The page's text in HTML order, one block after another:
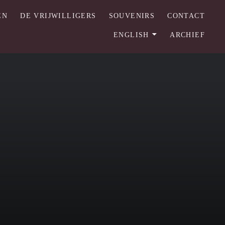
DE VRIJWILLIGERS SOUVENIRS CONTACT
ENGLISH ARCHIEF